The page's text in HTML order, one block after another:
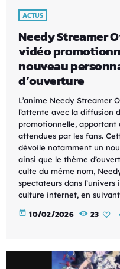
ACTUS
Needy Streamer
vidéo
nouveau
d’ouverture
L’anime Needy Streamer
l’attente avec la diffusion
promotionnelle, apportant
attendues par les fans.
dévoile notamment un
ainsi que le thème
culte du même nom,
spectateurs dans
culture internet, en
today 10/02/2026 23